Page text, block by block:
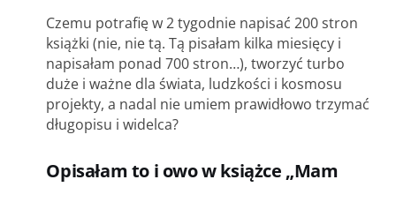
Czemu potrafię w 2 tygodnie napisać 200 stron
książki (nie, nie tą. Tą pisałam kilka miesięcy i
napisałam ponad 700 stron…), tworzyć turbo
duże i ważne dla świata, ludzkości i kosmosu
projekty, a nadal nie umiem prawidłowo trzymać
długopisu i widelca?
Opisałam to i owo w książce „Mam